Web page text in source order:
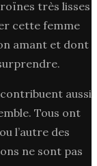
très lisses
cette femme
amant et dont
aussi
Tous ont
l’autre des
ne sont pas